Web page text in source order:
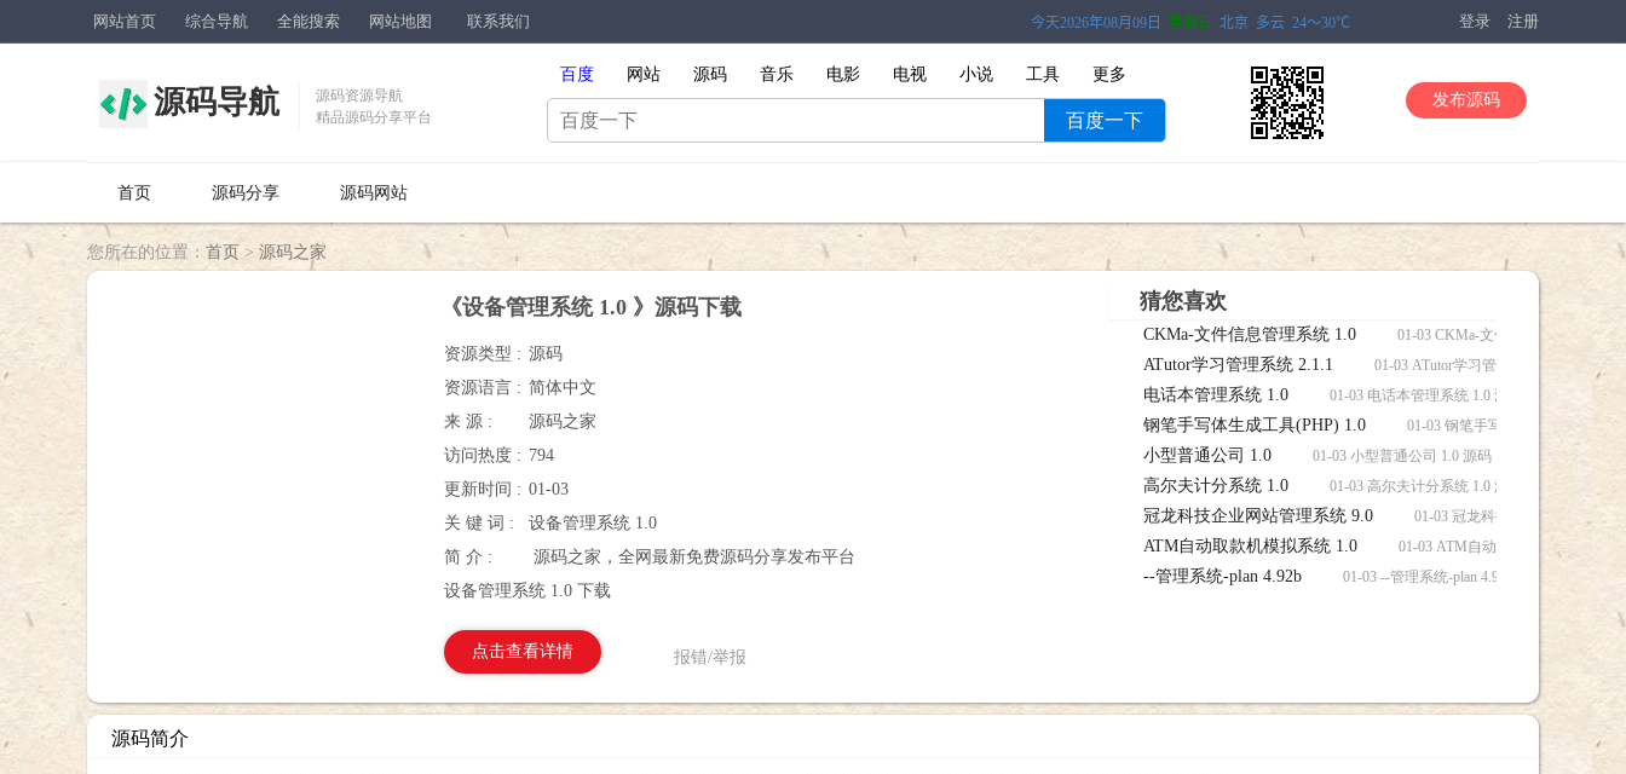
网站首页 综合导航 全能搜索 网站地图 联系我们 登录 注册
源码导航
源码资源导航
精品源码分享平台
百度 网站 源码 音乐 电影 电视 小说 工具 更多
百度一下
发布源码
首页 源码分享 源码网站
您所在的位置： 首页 > 源码之家
《设备管理系统 1.0 》源码下载
资源类型 : 源码
资源语言 : 简体中文
来 源 :
源码之家
访问热度 : 794
更新时间 : 01-03
关 键 词 :
设备管理系统 1.0
简 介 :
源码之家，全网最新免费源码分享发布平台
设备管理系统 1.0 下载
点击查看详情 报错/举报
猜您喜欢
CKMa-文件信息管理系统 1.0 01-03 CKMa-文件信息管理系统
ATutor学习管理系统 2.1.1 01-03 ATutor学习管理系统 2.1.1 源码
电话本管理系统 1.0 01-03 电话本管理系统 1.0 源码，电话本管理
钢笔手写体生成工具(PHP) 1.0 01-03 钢笔手写体生成工具(PHP)
小型普通公司 1.0 01-03 小型普通公司 1.0 源码，小型普通公司 1.0
高尔夫计分系统 1.0 01-03 高尔夫计分系统 1.0 源码，高尔夫计分
冠龙科技企业网站管理系统 9.0 01-03 冠龙科技企业网站管理系
ATM自动取款机模拟系统 1.0 01-03 ATM自动取款机模拟系统
--管理系统-plan 4.92b 01-03 --管理系统-plan 4.92b 源码，--管理系
源码简介